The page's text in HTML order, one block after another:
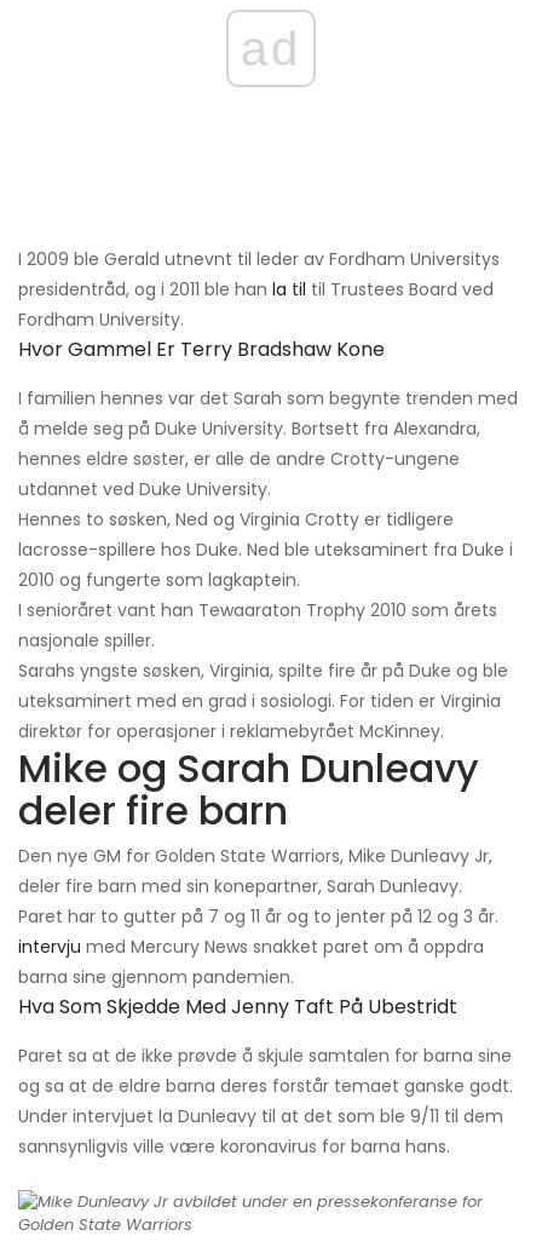
ad
I 2009 ble Gerald utnevnt til leder av Fordham Universitys
presidentråd, og i 2011 ble han la til til Trustees Board ved
Fordham University.
Hvor Gammel Er Terry Bradshaw Kone
I familien hennes var det Sarah som begynte trenden med
å melde seg på Duke University. Bortsett fra Alexandra,
hennes eldre søster, er alle de andre Crotty-ungene
utdannet ved Duke University.
Hennes to søsken, Ned og Virginia Crotty er tidligere
lacrosse-spillere hos Duke. Ned ble uteksaminert fra Duke i
2010 og fungerte som lagkaptein.
I senioråret vant han Tewaaraton Trophy 2010 som årets
nasjonale spiller.
Sarahs yngste søsken, Virginia, spilte fire år på Duke og ble
uteksaminert med en grad i sosiologi. For tiden er Virginia
direktør for operasjoner i reklamebyrået McKinney.
Mike og Sarah Dunleavy
deler fire barn
Den nye GM for Golden State Warriors, Mike Dunleavy Jr,
deler fire barn med sin konepartner, Sarah Dunleavy.
Paret har to gutter på 7 og 11 år og to jenter på 12 og 3 år.
intervju med Mercury News snakket paret om å oppdra
barna sine gjennom pandemien.
Hva Som Skjedde Med Jenny Taft På Ubestridt
Paret sa at de ikke prøvde å skjule samtalen for barna sine
og sa at de eldre barna deres forstår temaet ganske godt.
Under intervjuet la Dunleavy til at det som ble 9/11 til dem
sannsynligvis ville være koronavirus for barna hans.